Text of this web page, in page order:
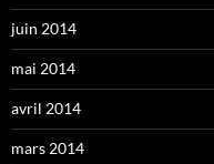
juin 2014
mai 2014
avril 2014
mars 2014